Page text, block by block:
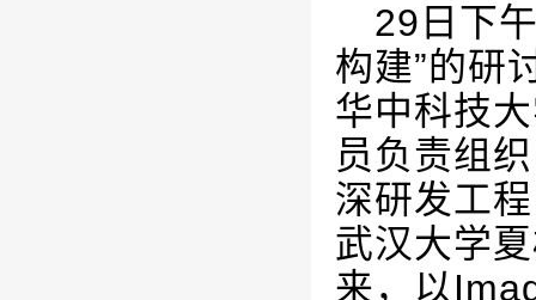
29 日下
构建”的研
华中科技
员负责组
深研发工
武汉大学
来，以